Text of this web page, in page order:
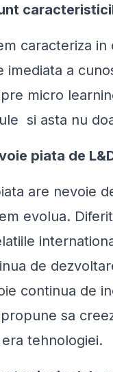
caracteriza
imediata a
micro
si asta nu
piata de
are nevoie
evolua.
de
continua de
propune sa
tehnologiei.